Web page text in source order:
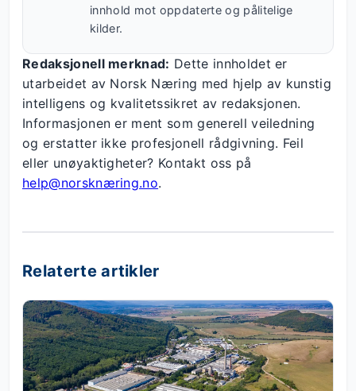
innhold mot oppdaterte og pålitelige
kilder.
Redaksjonell merknad: Dette innholdet er
utarbeidet av Norsk Næring med hjelp av kunstig
intelligens og kvalitetssikret av redaksjonen.
Informasjonen er ment som generell veiledning
og erstatter ikke profesjonell rådgivning. Feil
eller unøyaktigheter? Kontakt oss på
help@norsknæring.no.
Relaterte artikler